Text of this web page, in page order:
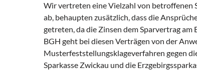
Wir vertreten eine Vielzahl von betroffenen
ab, behaupten zusätzlich, dass die
getreten, da die Zinsen dem Sparvertrag
BGH geht bei diesen Verträgen von der
Musterfeststellungsklageverfahren gegen
Sparkasse Zwickau und die